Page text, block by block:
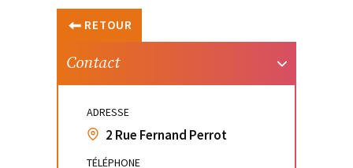
RETOUR
Contact
ADRESSE
2 Rue Fernand Perrot
TÉLÉPHONE